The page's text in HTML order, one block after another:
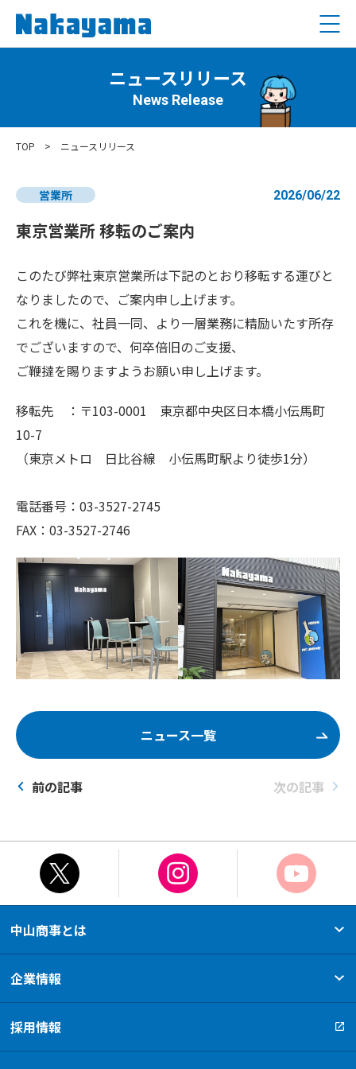
ニュースリリース
News Release
TOP > ニュースリリース
営業所 2026/06/22
東京営業所 移転のご案内
このたび弊社東京営業所は下記のとおり移転する運びと
なりましたので、ご案内申し上げます。
これを機に、社員一同、より一層業務に精励いたす所存
でございますので、何卒倍旧のご支援、
ご鞭撻を賜りますようお願い申し上げます。
移転先 ：〒103-0001 東京都中央区日本橋小伝馬町
10-7
（東京メトロ 日比谷線 小伝馬町駅より徒歩1分）
電話番号：03-3527-2745
FAX：03-3527-2746
前の記事
ニュース一覧
次の記事
中山商事とは
選ばれ続ける理由
80年の軌跡
新たな挑戦
事業フィールド
企業情報
会社概要
営業所・関連会社
取扱いメーカー
採用情報